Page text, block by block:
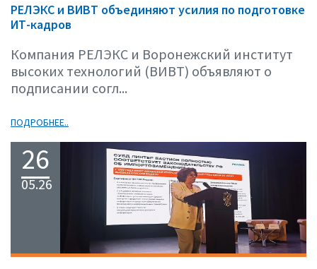
РЕЛЭКС и ВИВТ объединяют усилия по подготовке
ИТ-кадров
Компания РЕЛЭКС и Воронежский институт
высоких технологий (ВИВТ) объявляют о
подписании согл...
ПОДРОБНЕЕ..
26
05.26